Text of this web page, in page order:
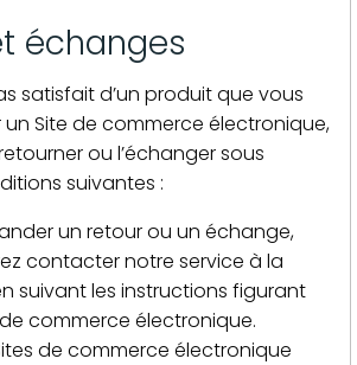
échanges
satisfait d’un produit que vous
Site de commerce électronique,
ou l’échanger sous
suivantes :
un retour ou un échange,
contacter notre service à la
suivant les instructions figurant
commerce électronique.
de commerce électronique